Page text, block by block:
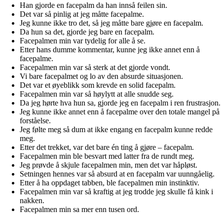
Han gjorde en facepalm da han innså feilen sin.
Det var så pinlig at jeg måtte facepalme.
Jeg kunne ikke tro det, så jeg måtte bare gjøre en facepalm.
Da hun sa det, gjorde jeg bare en facepalm.
Facepalmen min var tydelig for alle å se.
Etter hans dumme kommentar, kunne jeg ikke annet enn å
facepalme.
Facepalmen min var så sterk at det gjorde vondt.
Vi bare facepalmet og lo av den absurde situasjonen.
Det var et øyeblikk som krevde en solid facepalm.
Facepalmen min var så høylytt at alle snudde seg.
Da jeg hørte hva hun sa, gjorde jeg en facepalm i ren frustrasjon.
Jeg kunne ikke annet enn å facepalme over den totale mangel på
forståelse.
Jeg følte meg så dum at ikke engang en facepalm kunne redde
meg.
Etter det trekket, var det bare én ting å gjøre – facepalm.
Facepalmen min ble besvart med latter fra de rundt meg.
Jeg prøvde å skjule facepalmen min, men det var håpløst.
Setningen hennes var så absurd at en facepalm var uunngåelig.
Etter å ha oppdaget tabben, ble facepalmen min instinktiv.
Facepalmen min var så kraftig at jeg trodde jeg skulle få kink i
nakken.
Facepalmen min sa mer enn tusen ord.